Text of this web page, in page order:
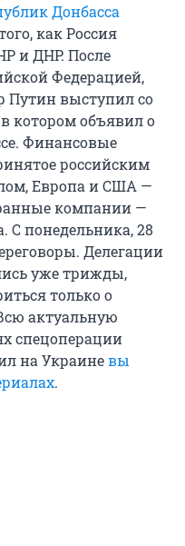
Донбасса
как Россия
и ДНР. После
Федерацией,
Путин выступил со
котором объявил о
Финансовые
российским
Европа и США —
компании —
С понедельника, 28
Делегации
уже трижды,
только о
актуальную
спецоперации
на Украиневы
.